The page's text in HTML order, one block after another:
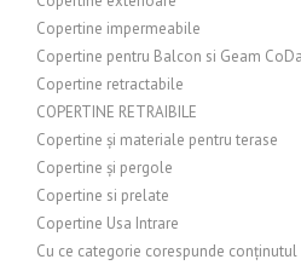
Copertine impermeabile
Copertine pentru Balcon si Geam CoDa
Copertine retractabile
COPERTINE RETRAIBILE
Copertine și materiale pentru terase
Copertine și pergole
Copertine si prelate
Copertine Usa Intrare
Cu ce categorie corespunde